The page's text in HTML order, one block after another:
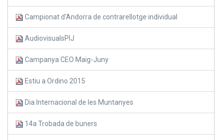
Campionat d'Andorra de contrarellotge individual
AudiovisualsPIJ
Campanya CEO Maig-Juny
Estiu a Ordino 2015
Dia Internacional de les Muntanyes
14a Trobada de buners